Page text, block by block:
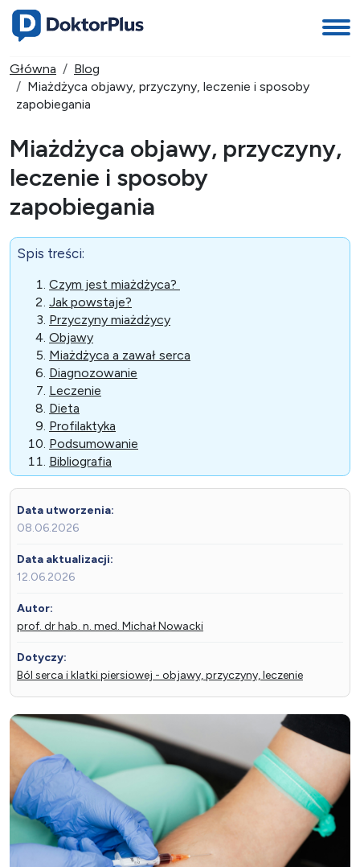
Główna
Blog
Miażdżyca objawy, przyczyny, leczenie i sposoby
zapobiegania
Miażdżyca objawy, przyczyny,
leczenie i sposoby
zapobiegania
Spis treści:
Czym jest miażdżyca?
Jak powstaje?
Przyczyny miażdżycy
Objawy
Miażdżyca a zawał serca
Diagnozowanie
Leczenie
Dieta
Profilaktyka
Podsumowanie
Bibliografia
Data utworzenia:
08.06.2026
Data aktualizacji:
12.06.2026
Autor:
prof. dr hab. n. med. Michał Nowacki
Dotyczy:
Ból serca i klatki piersiowej - objawy, przyczyny, leczenie